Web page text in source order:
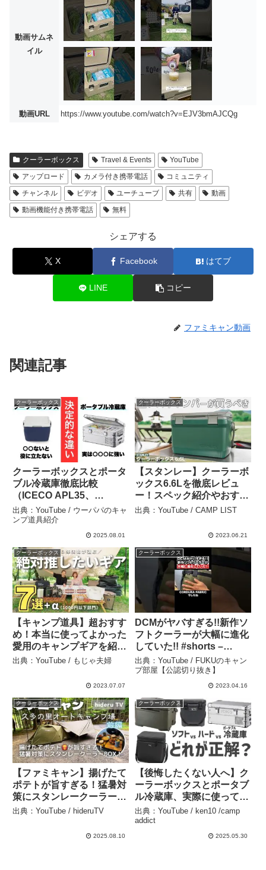
動画サムネ
イル
動画URL https://www.youtube.com/watch?v=EJV3bmAJCQg
クーラーボックス Travel & Events
YouTube
アップロード
カメラ付き携帯電話
コミュニティ
チャンネル
ビデオ ユーチューブ 共有
動画
動画機能付き携帯電話
無料
シェアする
X Facebook はてブ
LINE コピー
ファミキャン動画
関連記事
クーラーボックス
クーラーボックスとポータ
ブル冷蔵庫徹底比較
（ICECO APL35、
APL20） – ウーパパのキ
ャンプ道具紹介
出典：YouTube / ウーパパのキャ
ンプ道具紹介
2025.08.01
クーラーボックス
【スタンレー】クーラーボ
ックス6.6Lを徹底レビュ
ー！スペック紹介やおすす
めポイント、保冷剤の入れ
を徹底解説【キャンプ
クス 6.6L】 – CAMP
出典：YouTube / CAMP LIST
2023.06.21
クーラーボックス
【キャンプ道具】超おすす
め！本当に使ってよかった
愛用のキャンプギアを紹介
します！ – もじゃ夫婦
出典：YouTube / もじゃ夫婦
2023.07.07
クーラーボックス
DCMがヤバすぎる!!新作ソ
フトクーラーが大幅に進化
していた!! #shorts –
FUKUのキャンプ部屋【公
認切り抜き】
出典：YouTube / FUKUのキャン
プ部屋【公認切り抜き】
2023.04.16
クーラーボックス
【ファミキャン】揚げたて
ポテトが旨すぎる！猛暑対
策にスタンレークーラー
BOX！ 京都府『久多の里
出典：YouTube / hideruTV
2025.08.10
クーラーボックス
【後悔したくない人へ】ク
ーラーボックスとポータブ
ル冷蔵庫、実際に使ってる
人に聞いてきた。 – ken10
/camp addict
出典：YouTube / ken10 /camp
addict
2025.05.30